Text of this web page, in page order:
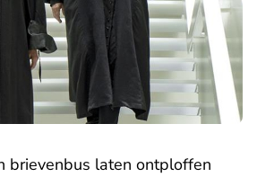
brievenbus laten ontploffen